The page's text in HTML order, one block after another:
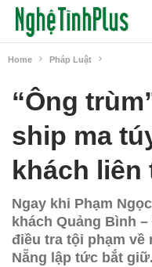
Home Pháp Luật
“Ông
ship ma
khách liên
Ngay khi Phạm
khách Quảng Bình
điều tra tội phạm về
Nẵng lập tức bắt giữ.